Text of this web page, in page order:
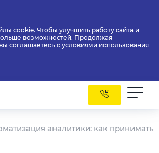
cookie. Чтобы улучшить работу сайта и
возможностей. Продолжая
соглашаетесь с условиями использования
аналитики: как